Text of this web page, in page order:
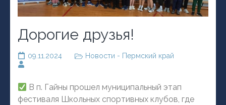
Дорогие друзья!
09.11.2024 Новости - Пермский край
В п. Гайны прошел муниципальный этап
фестиваля Школьных спортивных клубов, где